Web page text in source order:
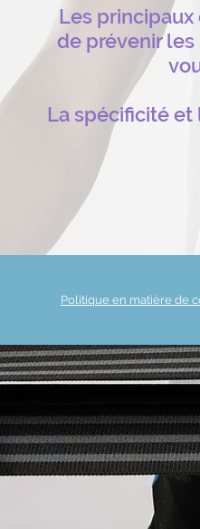
Les
de prévenir
La spécificité et
Politique en matière de